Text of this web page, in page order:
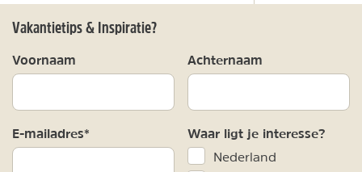
Vakantietips & Inspiratie?
Voornaam Achternaam
E-mailadres* Waar ligt je interesse?
Nederland